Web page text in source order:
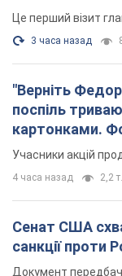
Це перший візит
3 часа назад
"Верніть
поспіль
картонками.
Учасники акцій
4 часа назад 2,2 т.
Сенат США
санкції проти
Документ